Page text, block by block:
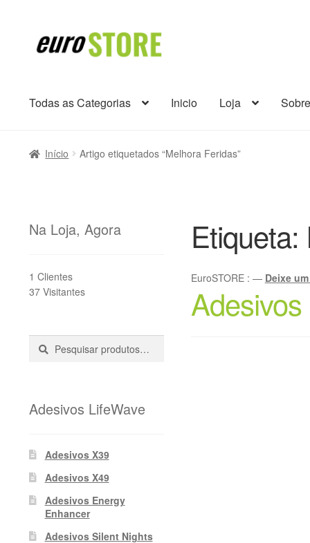
para
Saltar
para
Todas as Categorias
Inicio Loja
Início Artigo etiquetados “Melhora Feridas”
Etiqueta:
EuroSTORE : — Deixe
Na Loja, Agora
1 Clientes
37 Visitantes
Pesquisar
Pesquisa
Adesivos LifeWave
Adesivos X39
Adesivos X49
Adesivos Energy
Enhancer
Adesivos Silent Nights